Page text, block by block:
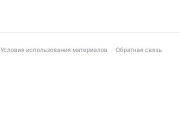
Условия использования материалов Обратная связь